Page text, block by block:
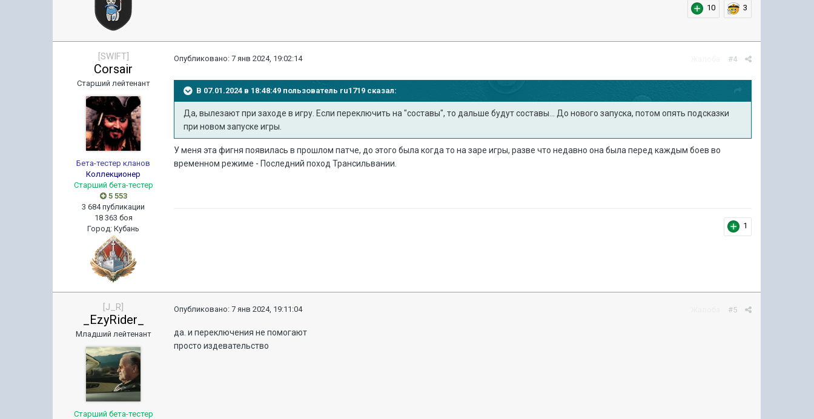
10 3
[SWIFT]
Corsair
Старший лейтенант
Бета-тестер кланов
Коллекционер
Старший бета-тестер
5 553
3 684 публикации
18 363 боя
Город:Кубань
#4
Опубликовано:7 янв 2024, 19:02:14
В 07.01.2024 в 18:48:49 пользователь ru1719 сказал:
Да, вылезают при заходе в игру. Если переключить на "составы", то дальше будут составы... До нового запуска, потом опять подсказки
при новом запуске игры.
У меня эта фигня появилась в прошлом патче, до этого была когда то на заре игры, разве что недавно она была перед каждым боев во
временном режиме - Последний поход Трансильвании.
1
[J_R]
_EzyRider_
Младший лейтенант
Старший бета-тестер
#5
Опубликовано:7 янв 2024, 19:11:04
да. и переключения не помогают
просто издевательство